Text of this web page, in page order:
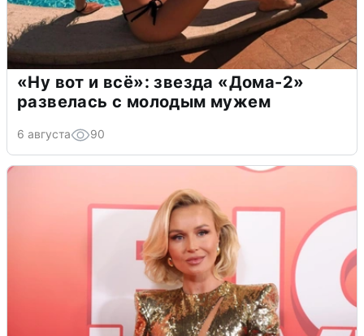
«Ну вот и всё»: звезда «Дома-2»
развелась с молодым мужем
6 августа 90